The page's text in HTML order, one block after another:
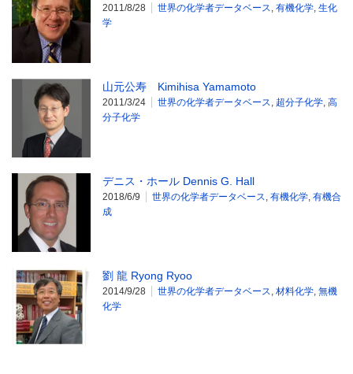
2011/8/28 世界の化学者データベース, 有機化学, 生化
学
山元公寿 Kimihisa Yamamoto
2011/3/24 世界の化学者データベース, 超分子化学, 高
分子化学
デニス・ホール Dennis G. Hall
2018/6/9 世界の化学者データベース, 有機化学, 有機合
成
劉 龍 Ryong Ryoo
2014/9/28 世界の化学者データベース, 材料化学, 無機
化学